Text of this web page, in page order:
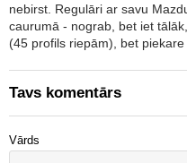
nebirst. Regulāri ar savu
caurumā - nograb, bet iet
(45 profils riepām), bet piekare
Tavs komentārs
Vārds